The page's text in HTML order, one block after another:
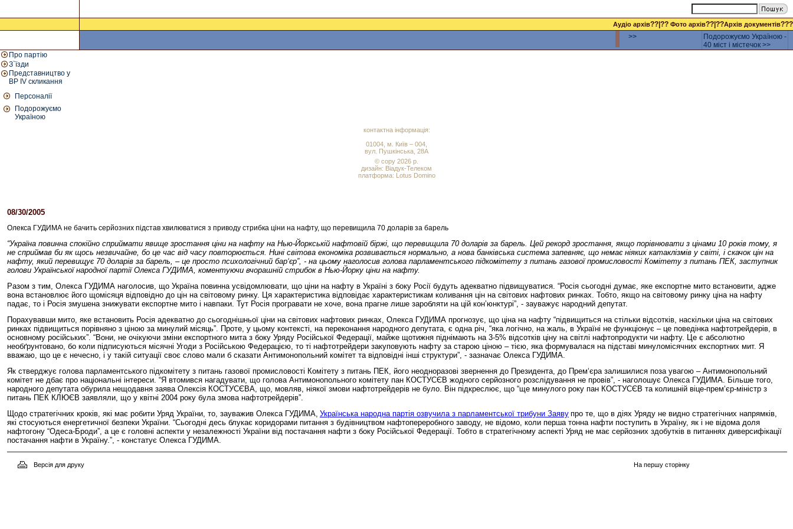
Аудіо архів??|?? Фото архів??|??Архів документів???
>>
Подорожуємо Україною -
40 міст і містечок >>
Про партію
З`їзди
Представництво у
ВР IV скликання
Персоналії
Подорожуємо
Україною
контактна інформація:
01004, м. Київ – 004,
вул. Пушкінська, 28А
© copy 2026 р.
дизайн: Віадук-Телеком
платформа: Lotus Domino
08/30/2005
Олекса ГУДИМА не бачить серйозних підстав хвилюватися з приводу стрибка ціни на нафту, що перевищила 70 доларів за барель
“Україна повинна спокійно сприймати явище зростання ціни на нафту на Нью-Йоркській нафтовій біржі, що перевищила 70 доларів за барель. Цей рекорд зростання, якщо порівнювати з цінами 10 років тому, я
не сприймав би як щось незвичайне, бо це час від часу повторюється. Нині світова економіка розвивається нормально, а нова банківська система запевняє, що немає ніяких катаклізмів у світі, і скачок цін на
нафту, який перевищує 70 доларів за барель, – це просто психологічний бар‘єр”, - на цьому наголосив голова парламентського підкомітету з питань газової промисловості Комітету з питань ПЕК, заступник
голови Української народної партії Олекса ГУДИМА, коментуючи вчорашній стрибок в Нью-Йорку ціни на нафту.
Разом з тим, Олекса ГУДИМА наголосив, що Україна повинна усвідомлювати, що ціни на нафту в Україні з боку Росії будуть адекватно підвищуватися. “Росія сьогодні думає, яке експортне мито встановити, адже
вона встановлює його щомісяця відповідно до цін на світовому ринку. Ця характеристика відповідає характеристикам коливання цін на світових нафтових ринках. Тобто, якщо на світовому ринку ціна на нафту
падає, то і Росія змушена знижувати експортне мито і навпаки. Тут Росія програвати не хоче, вона прагне лише заробляти на цій кон’юнктурі”, - зауважує народний депутат.
Порахувавши мито, яке встановить Росія адекватно до сьогоднішньої ціни на світових нафтових ринках, Олекса ГУДИМА прогнозує, що ціна на нафту “підвищиться на стільки відсотків, наскільки ціна на світових
ринках підвищиться порівняно з ціною за минулий місяць”. Проте, у цьому контексті, на переконання народного депутата, є одна річ, “яка логічно, на жаль, в Україні не функціонує – це поведінка нафтотрейдерів, в
основному російських”. “Вони, не очікуючи зміни експортного мита з боку Уряду Російської Федерації, майже щотижня піднімають на 3-5% відсотків ціну на світлі нафтопродукти чи нафту. Це є абсолютно
необґрунтовано, бо коли підписуються місячні Угоди з Російською Федерацією, то ті нафтотрейдери закуповують нафту за старою ціною – тією, яка формувалася на підставі минуломісячних експортних мит. Я
вважаю, що це є нечесно, і у такій ситуації своє слово мали б сказати Антимонопольний комітет та відповідні інші структури”, - зазначає Олекса ГУДИМА.
Як стверджує голова парламентського підкомітету з питань газової промисловості Комітету з питань ПЕК, його неодноразові звернення до Президента, до Прем‘єра залишилися поза увагою – Антимонопольний
комітет не дбає про національні інтереси. “Я втомився нагадувати, що голова Антимонопольного комітету пан КОСТУСЄВ жодного серйозного розслідування не провів”, - наголошує Олекса ГУДИМА. Більше того,
народного депутата обурила нещодавня заява Олексія КОСТУСЄВА, що, мовляв, ніякої змови нафтотрейдерів не було. Він підкреслює, що “ще минулого року пан КОСТУСЄВ та колишній віце-прем‘єр-міністр з
питань ПЕК КЛЮЄВ заявляли, що у квітні 2004 року була змова нафтотрейдерів”.
Щодо стратегічних кроків, які має робити Уряд України, то, зауважив Олекса ГУДИМА, Українська народна партія озвучила з парламентської трибуни Заяву про те, що в діях Уряду не видно стратегічних напрямків,
які стосуються енергетичної безпеки України. “Сьогодні десь блукає коридорами питання з будівництвом нафтопереробного заводу, не відомо, коли перша тонна нафти поступить в Україну, як і не відома доля
нафтогону “Одеса-Броди”, а це є головні аспекти у незалежності України від постачання нафти з боку Російської Федерації. Тобто в стратегічному аспекті Уряд не має серйозних здобутків в питаннях диверсифікації
постачання нафти в Україну.”, - констатує Олекса ГУДИМА.
Версія для друку На першу сторінку